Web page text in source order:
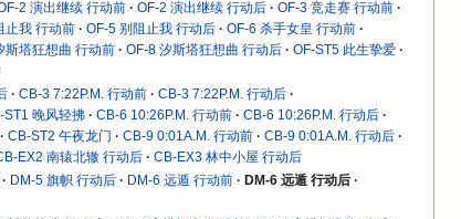
2 演出继续 行动前 OF-2 演出继续 行动后
OF-3 竞走赛 行动前
止我 行动前 OF-5 别阻止我 行动后
OF-6 杀手女皇 行动前
斯塔狂想曲 行动前 OF-8 汐斯塔狂想曲 行动后
OF-ST5 此生挚爱
CB-3 7:22P.M. 行动前
CB-3 7:22P.M. 行动后
ST1 晚风轻拂 CB-6 10:26P.M. 行动前
CB-6 10:26P.M. 行动后
CB-ST2 午夜龙门 CB-9 0:01A.M. 行动前
CB-9 0:01A.M. 行动后
EX2 南辕北辙 行动后 CB-EX3 林中小屋 行动后
DM-5 旗帜 行动后 DM-6 远遁 行动前
DM-6 远遁 行动后